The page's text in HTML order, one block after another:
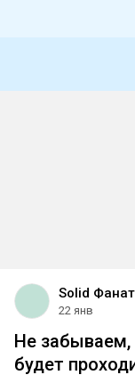
Solid Фанат
22 янв
Не забываем,
будет